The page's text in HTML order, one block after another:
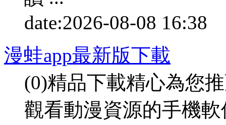
date:2026-08-08 16:38
漫蛙app最新版下載
(0)精品下載精心為您
觀看動漫資源的手機